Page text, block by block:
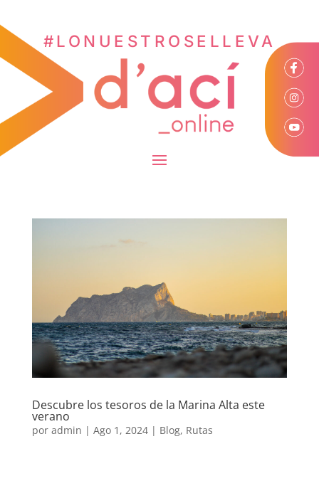
#LONUESTROSELLEVA
Descubre los tesoros de la Marina Alta este
verano
por admin | Ago 1, 2024| Blog, Rutas